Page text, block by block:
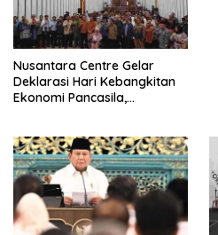
Nusantara Centre Gelar
Deklarasi Hari Kebangkitan
Ekonomi Pancasila,
Penjajahan (Pergolakan
Ekonomi Politik Indonesia) &
Simposium Nasional “Urgensi
Undang-Undang
Perekonomian Nasional dan
Kesejahteraan Sosial dalam